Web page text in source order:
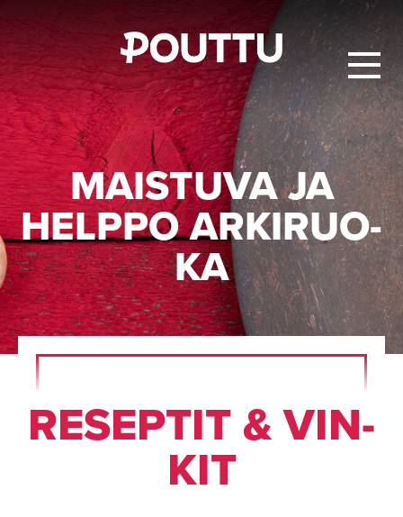
MAIS­TU­VA JA
HELP­PO AR­KI­RUO­
KA
RE­SEP­TIT & VIN­
KIT